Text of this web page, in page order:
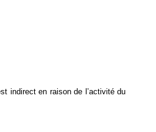
indirect en raison de l’activité du